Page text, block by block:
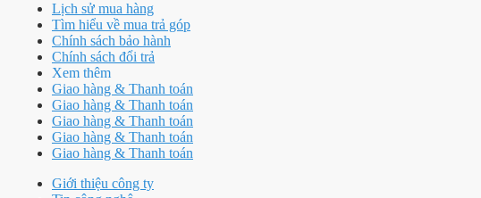
Lịch sử mua hàng
Tìm hiểu về mua trả góp
Chính sách bảo hành
Chính sách đổi trả
Xem thêm
Giao hàng & Thanh toán
Giao hàng & Thanh toán
Giao hàng & Thanh toán
Giao hàng & Thanh toán
Giao hàng & Thanh toán
Giới thiệu công ty